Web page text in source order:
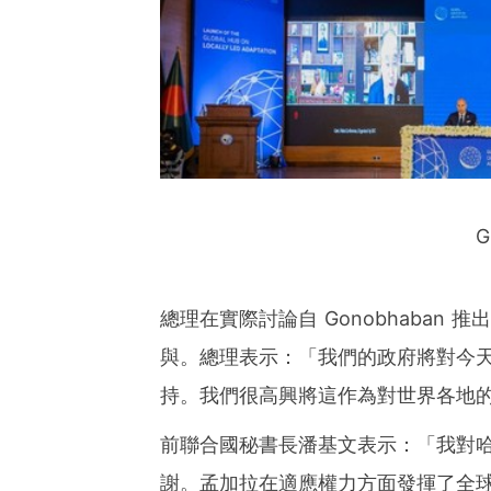
ies of organizations
ds of clients from
Asia-Pacific regions.
總理在實際討論自 Gonobhaban 推
與。總理表示：「我們的政府將對今
持。我們很高興將這作為對世界各地
前聯合國秘書長潘基文表示：「我對
謝。孟加拉在適應權力方面發揮了全